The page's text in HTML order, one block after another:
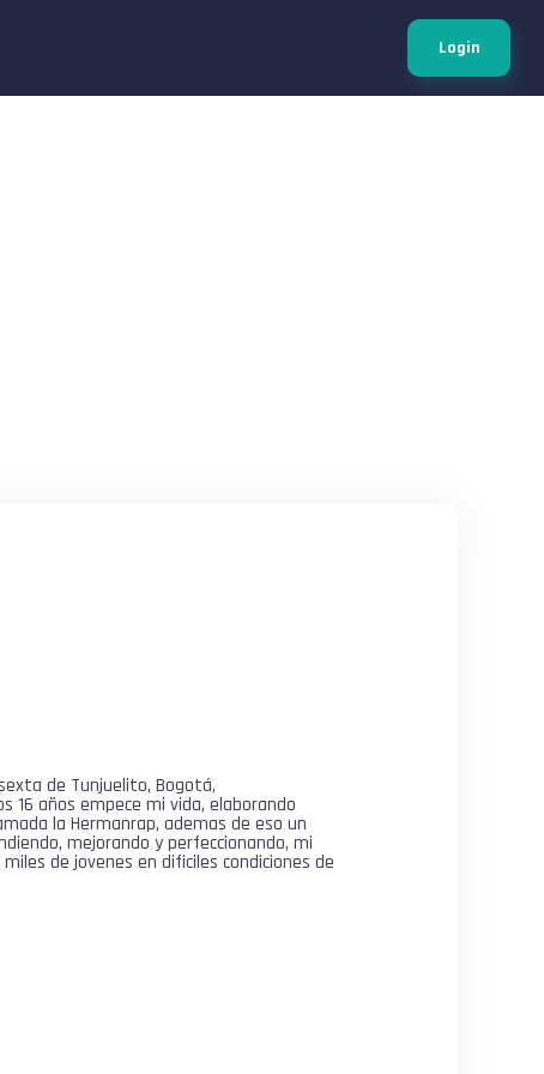
Login
de Tunjuelito, Bogotá,
16 años empece mi vida, elaborando
la Hermanrap, ademas de eso un
mejorando y perfeccionando, mi
de jovenes en dificiles condiciones de